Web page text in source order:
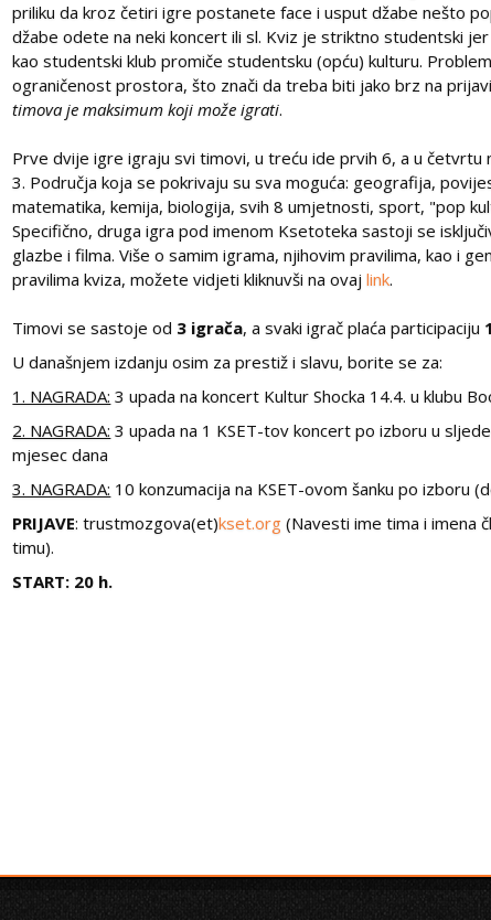
priliku da kroz četiri igre postanete face i usput džabe nešto
džabe odete na neki koncert ili sl. Kviz je striktno studentski jer
kao studentski klub promiče studentsku (opću) kulturu.
ograničenost prostora, što znači da treba biti jako brz na
timova je maksimum koji može igrati.
Prve dvije igre igraju svi timovi, u treću ide prvih 6, a u četvrtu
3. Područja koja se pokrivaju su sva moguća: geografija,
matematika, kemija, biologija, svih 8 umjetnosti, sport, "pop
Specifično, druga igra pod imenom Ksetoteka sastoji se
glazbe i filma. Više o samim igrama, njihovim pravilima, kao i
pravilima kviza, možete vidjeti kliknuvši na ovajlink.
Timovi se sastoje od 3 igrača, a svaki igrač plaća participaciju
U današnjem izdanju osim za prestiž i slavu, borite se za:
1. NAGRADA: 3 upada na koncert Kultur Shocka 14.4. u klubu
2. NAGRADA: 3 upada na 1 KSET-tov koncert po izboru u
mjesec dana
3. NAGRADA: 10 konzumacija na KSET-ovom šanku po izboru
PRIJAVE: trustmozgova(et)kset.org (Navesti ime tima i imena
timu).
START: 20 h.